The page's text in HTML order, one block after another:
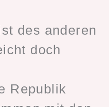
des anderen
doch
Republik